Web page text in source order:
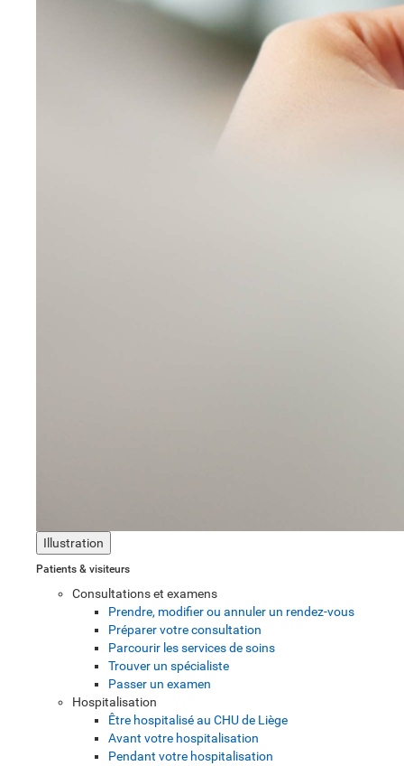
Illustration
Patients & visiteurs
Consultations et examens
Prendre, modifier ou annuler un rendez-vous
Préparer votre consultation
Parcourir les services de soins
Trouver un spécialiste
Passer un examen
Hospitalisation
Être hospitalisé au CHU de Liège
Avant votre hospitalisation
Pendant votre hospitalisation